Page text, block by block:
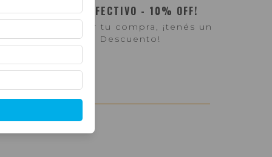
¡PAGO EN EFECTIVO - 10% OFF!
Si pasás a retirar tu compra, ¡tenés un
10% de Descuento!